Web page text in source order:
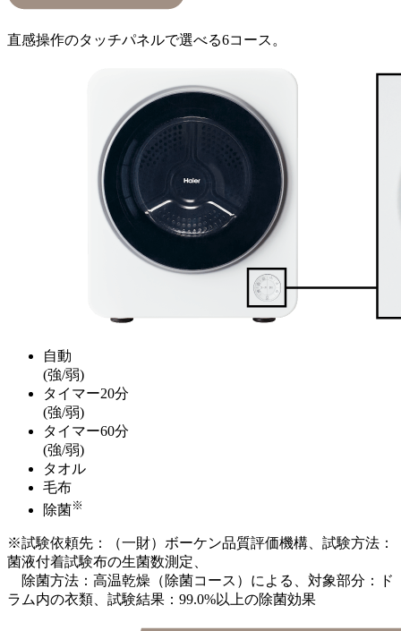
直感操作のタッチパネルで選べる6コース。
自動
(強/弱)
タイマー20分
(強/弱)
タイマー60分
(強/弱)
タオル
毛布
除菌※
※試験依頼先：（一財）ボーケン品質評価機構、試験方法：
菌液付着試験布の生菌数測定、
除菌方法：高温乾燥（除菌コース）による、対象部分：ド
ラム内の衣類、試験結果：99.0%以上の除菌効果